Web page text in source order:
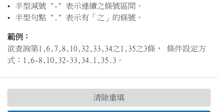
半型減號 "-" 表示連續之條號區間。
半型句點 "." 表示有「之」的條號。
範例：
欲查詢第1,6,7,8,10,32,33,34之1,35之3條， 條件設定方
式：1,6-8,10,32-33,34.1,35.3。
清除重填